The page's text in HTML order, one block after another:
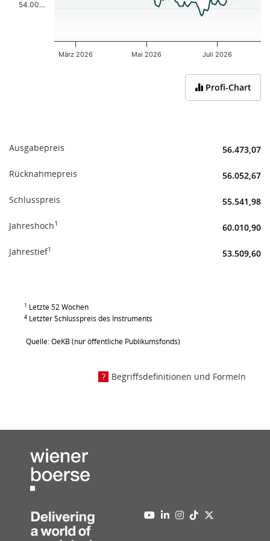
März 2026 Mai 2026 Juli 2026
54.00…
Profi-Chart
Ausgabepreis 56.473,07
Rücknahmepreis 56.052,67
Schlusspreis 55.541,98
Jahreshoch1 60.010,90
Jahrestief1 53.509,60
1 Letzte 52 Wochen
4 Letzter Schlusspreis des Instruments
Quelle: OeKB (nur öffentliche Publikumsfonds)
Begriffsdefinitionen und Formeln